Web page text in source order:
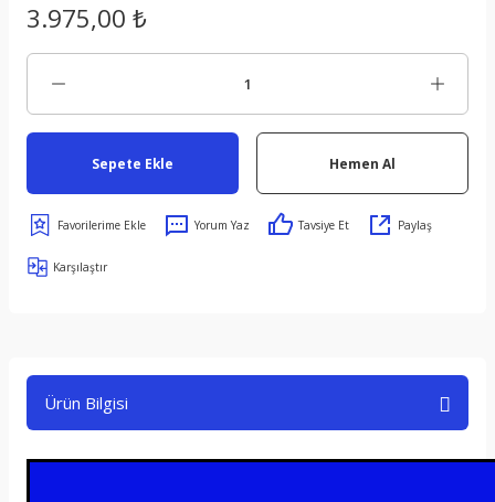
3.975,00 ₺
Sepete Ekle Hemen Al
Yorum Yaz Tavsiye Et Paylaş
Karşılaştır
Ürün Bilgisi